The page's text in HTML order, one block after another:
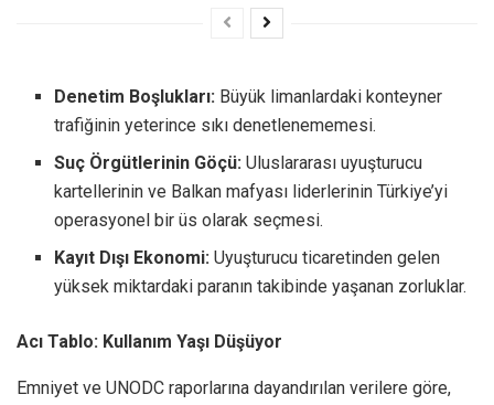
Denetim Boşlukları: Büyük limanlardaki konteyner
trafiğinin yeterince sıkı denetlenememesi.
Suç Örgütlerinin Göçü:Uluslararası uyuşturucu
kartellerinin ve Balkan mafyası liderlerinin Türkiye’yi
operasyonel bir üs olarak seçmesi.
Kayıt Dışı Ekonomi:Uyuşturucu ticaretinden gelen
yüksek miktardaki paranın takibinde yaşanan zorluklar.
Acı Tablo: Kullanım Yaşı Düşüyor
Emniyet ve UNODC raporlarına dayandırılan verilere göre,